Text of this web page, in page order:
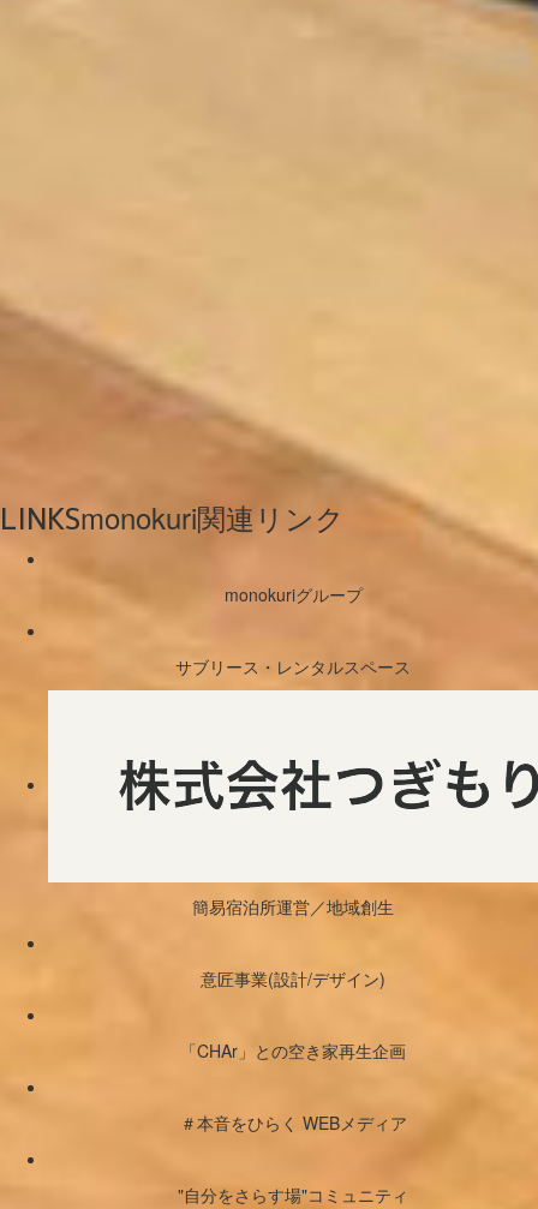
LINKSmonokuri関連リンク
monokuriグループ
サブリース・レンタルスペース
簡易宿泊所運営／地域創生
意匠事業(設計/デザイン)
「CHAr」との空き家再生企画
＃本音をひらく WEBメディア
"自分をさらす場"コミュニティ